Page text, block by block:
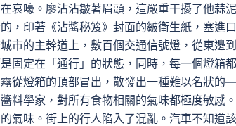
哀嚎。廖沾沾皺著眉頭，這嚴重干擾了他蒜
，印著《沾醬秘笈》封面的皺衛生紙，塞進
市的主幹道上，數百個交通信號燈，從東邊
固定在「通行」的狀態，同時，每一個燈箱
從燈箱的頂部冒出，散發出一種難以名狀
料學家，對所有食物相關的氣味都極度敏感
氣味。街上的行人陷入了混亂。汽車不知道